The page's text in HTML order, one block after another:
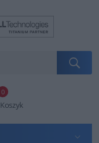
Koszyk
0